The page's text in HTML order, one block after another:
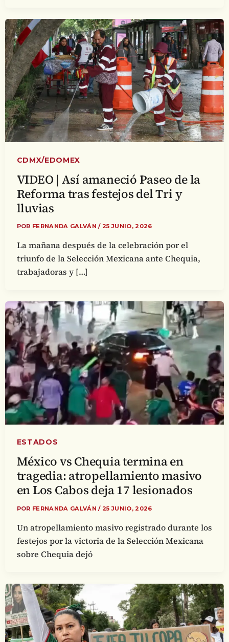
CDMX/EDOMEX
VIDEO | Así amaneció Paseo de la
Reforma tras festejos del Tri y
lluvias
POR FERNANDA GALVÁN/ 25 JUNIO, 2026
La mañana después de la celebración por el
triunfo de la Selección Mexicana ante Chequia,
trabajadoras y […]
ESTADOS
México vs Chequia termina en
tragedia: atropellamiento masivo
en Los Cabos deja 17 lesionados
POR FERNANDA GALVÁN/ 25 JUNIO, 2026
Un atropellamiento masivo registrado durante los
festejos por la victoria de la Selección Mexicana
sobre Chequia dejó